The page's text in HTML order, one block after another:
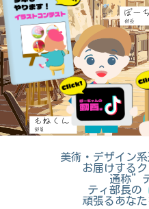
美術・デザイン
お届けするク
通称”
ティ部長の
頑張るあなた